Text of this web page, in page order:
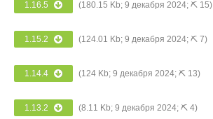
1.16.5 (180.15 Kb; 9 декабря 2024; ⛏ 15)
1.15.2 (124.01 Kb; 9 декабря 2024; ⛏ 7)
1.14.4 (124 Kb; 9 декабря 2024; ⛏ 13)
1.13.2 (8.11 Kb; 9 декабря 2024; ⛏ 4)